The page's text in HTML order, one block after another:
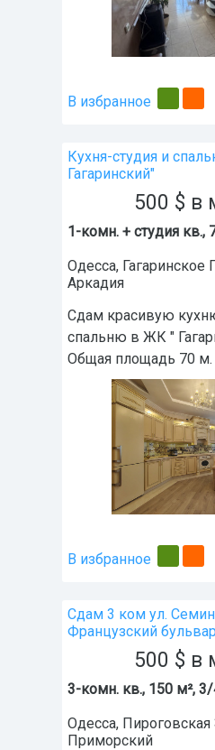
В избранное
Кухня-студия и
Гагаринский"
500 $ в
1-комн. + студия кв.,
Одесса, Гагаринское
Аркадия
Сдам красивую
спальню в ЖК "
Общая площадь 70
В избранное
Сдам 3 ком ул.
Французский бульвар
500 $ в
3-комн. кв., 150 м²,
Одесса, Пироговская
Приморский